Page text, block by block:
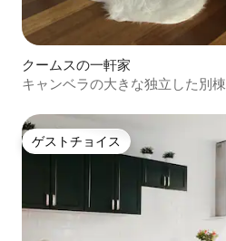
クームスの一軒家
キャンベラの大きな独立した別棟
ゲストチョイス
ゲストチョイス